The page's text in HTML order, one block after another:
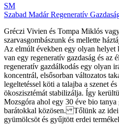
SM
Szabad Madár Regeneratív
Gréczi Vivien és Tompa Miklós
szarvasgombászunk és mellette
Az elmúlt években egy olyan helyet
van egy regeneratív gazdaság és az
regeneratív gazdálkodás egy olyan
koncentrál, elsősorban változatos
legeltetéssel köti a talajba a szenet
ökoszisztémát stabilizálja. Így
Mozsgóra ahol egy 30 éve bio tanya
barátokkal közösen. Tőlünk az idei
gyümölcsöt és gyűjtött erdei